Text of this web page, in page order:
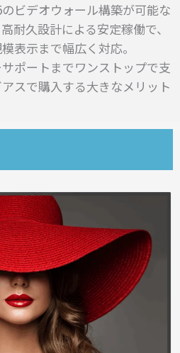
ビデオウォール構築が可能な
耐久設計による安定稼働で、
表示まで幅広く対応。
ポートまでワンストップで支
スで購入する大きなメリット